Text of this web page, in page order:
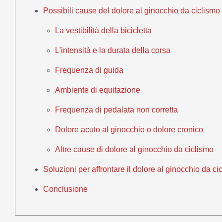
Possibili cause del dolore al ginocchio da ciclismo
La vestibilità della bicicletta
L'intensità e la durata della corsa
Frequenza di guida
Ambiente di equitazione
Frequenza di pedalata non corretta
Dolore acuto al ginocchio o dolore cronico
Altre cause di dolore al ginocchio da ciclismo
Soluzioni per affrontare il dolore al ginocchio da
Conclusione